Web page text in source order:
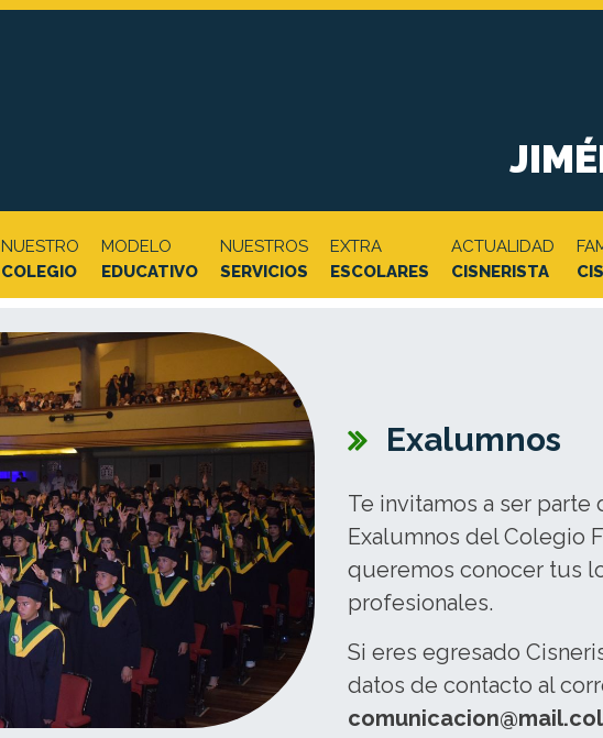
NUESTRO
COLEGIO
MODELO
EDUCATIVO
NUESTROS
SERVICIOS
EXTRA
ESCOLARES
ACTUALIDAD
CISNERISTA
Exalumnos
Te invitamos a ser
Exalumnos del Colegio
queremos conocer tus
profesionales.
Si eres egresado
datos de contacto al